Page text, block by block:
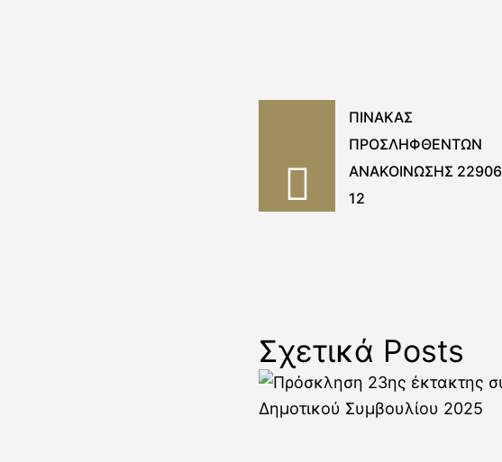
ΠΙΝΑΚΑΣ
ΠΡΟΣΛΗΦΘΕΝΤΩΝ
ΑΝΑΚΟΙΝΩΣΗΣ
12
Σχετικά Posts